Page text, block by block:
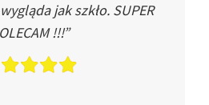
jak szkło. SUPER
!!!”